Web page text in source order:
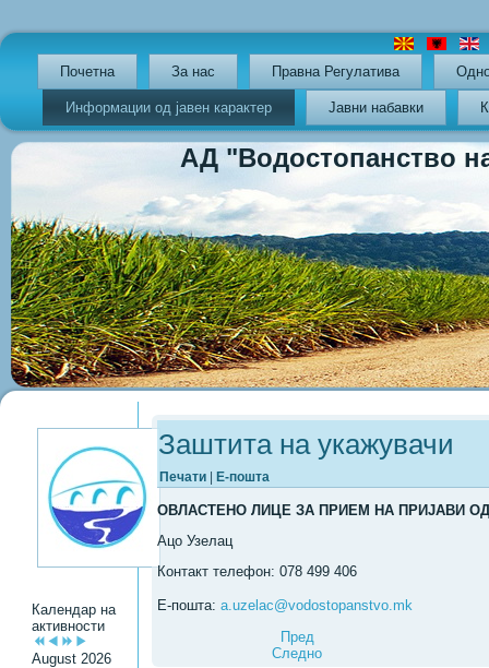
Почетна За нас Правна Регулатива
Информации од јавен карактер Јавни набавки
АД "Водостопанство на
Календар на
активности
August 2026
Заштита на укажувачи
Печати Е-пошта
ОВЛАСТЕНО ЛИЦЕ ЗА ПРИЕМ НА ПРИЈАВИ
Ацо Узелац
Контакт телефон: 078 499 406
Е-пошта: a.uzelac@vodostopanstvo.mk
Пред
Следно